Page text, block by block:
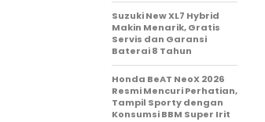
Suzuki New XL7 Hybrid
Makin Menarik, Gratis
Servis dan Garansi
Baterai 8 Tahun
Honda BeAT NeoX 2026
Resmi Mencuri Perhatian,
Tampil Sporty dengan
Konsumsi BBM Super Irit